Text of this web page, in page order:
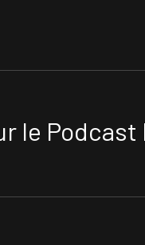
le Podcast